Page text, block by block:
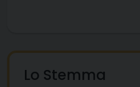
Lo Stemma